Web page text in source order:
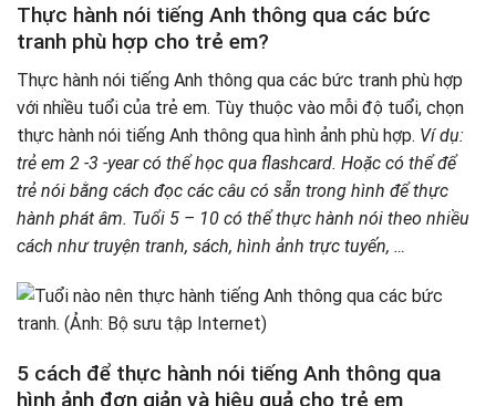
Thực hành nói tiếng Anh thông qua các bức
tranh phù hợp cho trẻ em?
Thực hành nói tiếng Anh thông qua các bức tranh phù hợp
với nhiều tuổi của trẻ em. Tùy thuộc vào mỗi độ tuổi, chọn
thực hành nói tiếng Anh thông qua hình ảnh phù hợp. Ví dụ:
trẻ em 2 -3 -year có thể học qua flashcard. Hoặc có thể để
trẻ nói bằng cách đọc các câu có sẵn trong hình để thực
hành phát âm. Tuổi 5 – 10 có thể thực hành nói theo nhiều
cách như truyện tranh, sách, hình ảnh trực tuyến, …
5 cách để thực hành nói tiếng Anh thông qua
hình ảnh đơn giản và hiệu quả cho trẻ em